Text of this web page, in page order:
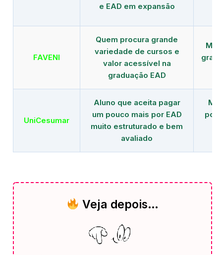
e EAD em expansão
FAVENI
Quem procura grande
variedade de cursos e
valor acessível na
graduação EAD
UniCesumar
Aluno que aceita pagar
um pouco mais por EAD
muito estruturado e bem
avaliado
Veja depois…